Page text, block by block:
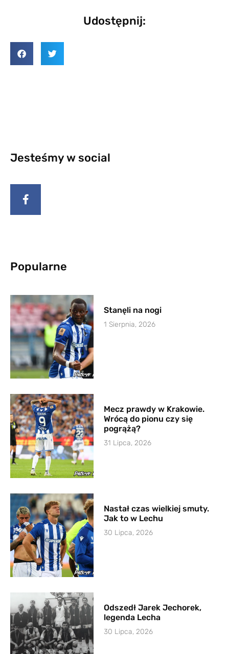
Udostępnij:
Jesteśmy w social
Popularne
Stanęli na nogi
1 Sierpnia, 2026
Mecz prawdy w Krakowie.
Wrócą do pionu czy się
pogrążą?
31 Lipca, 2026
Nastał czas wielkiej smuty.
Jak to w Lechu
30 Lipca, 2026
Odszedł Jarek Jechorek,
legenda Lecha
30 Lipca, 2026